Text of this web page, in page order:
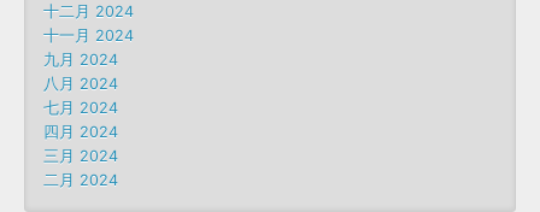
十二月 2024
十一月 2024
九月 2024
八月 2024
七月 2024
四月 2024
三月 2024
二月 2024